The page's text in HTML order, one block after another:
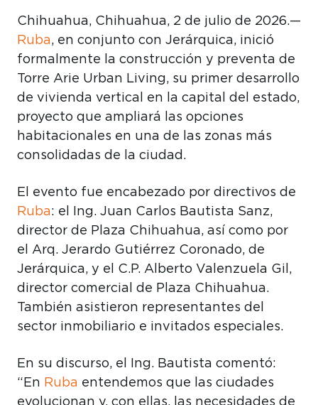
Chihuahua, Chihuahua, 2 de julio de 2026.—
Ruba, en conjunto con Jerárquica, inició
formalmente la construcción y preventa de
Torre Arie Urban Living, su primer desarrollo
de vivienda vertical en la capital del estado,
proyecto que ampliará las opciones
habitacionales en una de las zonas más
consolidadas de la ciudad.
El evento fue encabezado por directivos de
Ruba: el Ing. Juan Carlos Bautista Sanz,
director de Plaza Chihuahua, así como por
el Arq. Jerardo Gutiérrez Coronado, de
Jerárquica, y el C.P. Alberto Valenzuela Gil,
director comercial de Plaza Chihuahua.
También asistieron representantes del
sector inmobiliario e invitados especiales.
En su discurso, el Ing. Bautista comentó:
“En Ruba entendemos que las ciudades
evolucionan y, con ellas, las necesidades de